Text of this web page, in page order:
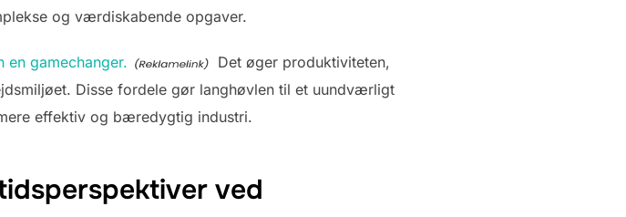
og værdiskabende opgaver.
gamechanger.
Det øger produktiviteten,
Disse fordele gør langhøvlen til et uundværligt
effektiv og bæredygtig industri.
ved